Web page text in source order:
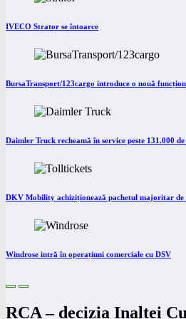
IVECO Strator se întoarce
BursaTransport/123cargo introduce o nouă
Daimler Truck recheamă în service peste 131.000
DKV Mobility achiziționează pachetul majoritar de
Windrose intră în operațiuni comerciale cu DSV
RCA – decizia Inaltei